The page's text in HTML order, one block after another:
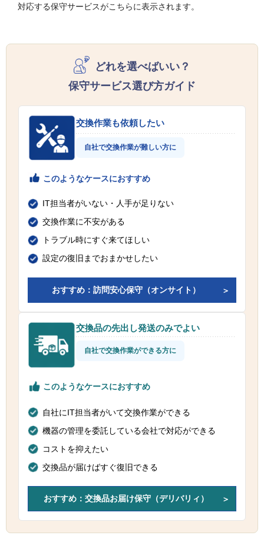
対応する保守サービスがこちらに表示されます。
どれを選べばいい？
保守サービス選び方ガイド
交換作業も依頼したい
自社で交換作業が難しい方に
このようなケースにおすすめ
IT担当者がいない・人手が足りない
交換作業に不安がある
トラブル時にすぐ来てほしい
設定の復旧までおまかせしたい
おすすめ：訪問安心保守（オンサイト）
交換品の先出し発送のみでよい
自社で交換作業ができる方に
このようなケースにおすすめ
自社にIT担当者がいて交換作業ができる
機器の管理を委託している会社で対応ができる
コストを抑えたい
交換品が届けばすぐ復旧できる
おすすめ：交換品お届け保守（デリバリィ）